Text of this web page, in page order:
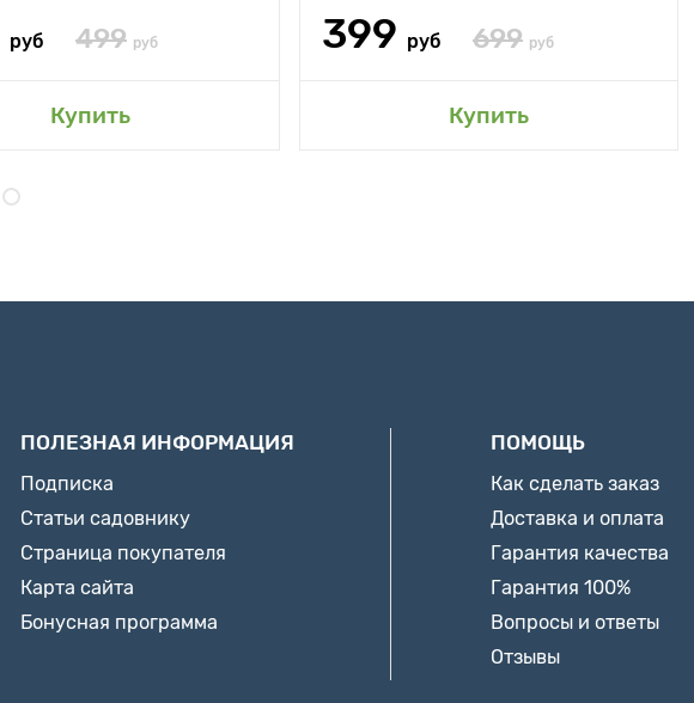
руб 499 руб
Купить
399 руб 699 руб
Купить
ПОЛЕЗНАЯ ИНФОРМАЦИЯ
Подписка
Статьи садовнику
Страница покупателя
Карта сайта
Бонусная программа
ПОМОЩЬ
Как сделать заказ
Доставка и оплата
Гарантия качества
Гарантия 100%
Вопросы и ответы
Отзывы